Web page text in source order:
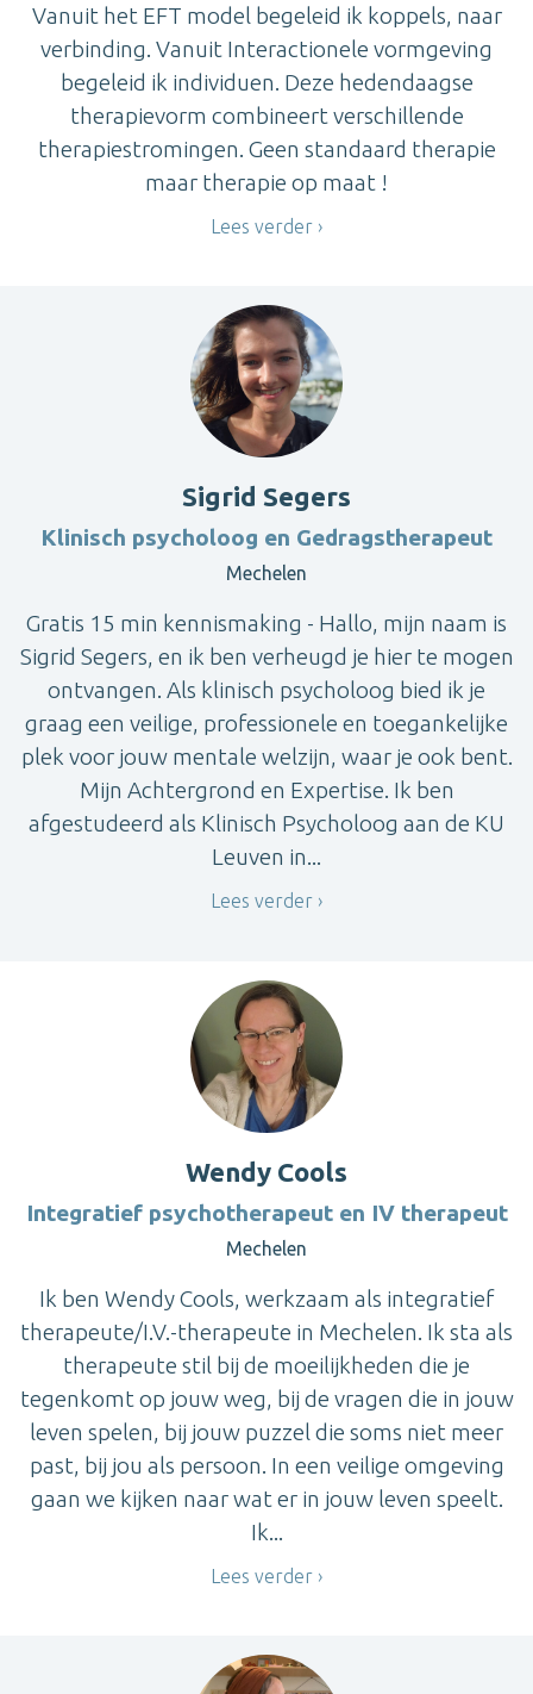
Vanuit het EFT model begeleid ik koppels, naar
verbinding. Vanuit Interactionele vormgeving
begeleid ik individuen. Deze hedendaagse
therapievorm combineert verschillende
therapiestromingen. Geen standaard therapie
maar therapie op maat !
Lees verder
Sigrid Segers
Klinisch psycholoog en Gedragstherapeut
Mechelen
Gratis 15 min kennismaking - Hallo, mijn naam is
Sigrid Segers, en ik ben verheugd je hier te mogen
ontvangen. Als klinisch psycholoog bied ik je
graag een veilige, professionele en toegankelijke
plek voor jouw mentale welzijn, waar je ook bent.
Mijn Achtergrond en Expertise. Ik ben
afgestudeerd als Klinisch Psycholoog aan de KU
Leuven in...
Lees verder
Wendy Cools
Integratief psychotherapeut en IV therapeut
Mechelen
Ik ben Wendy Cools, werkzaam als integratief
therapeute/I.V.-therapeute in Mechelen. Ik sta als
therapeute stil bij de moeilijkheden die je
tegenkomt op jouw weg, bij de vragen die in jouw
leven spelen, bij jouw puzzel die soms niet meer
past, bij jou als persoon. In een veilige omgeving
gaan we kijken naar wat er in jouw leven speelt.
Ik...
Lees verder